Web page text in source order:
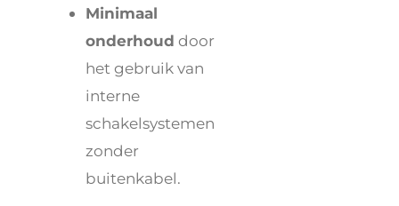
Minimaal
onderhoud door
het gebruik van
interne
schakelsystemen
zonder
buitenkabel.